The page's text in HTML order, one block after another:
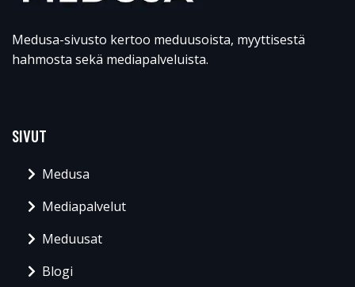
Medusa-sivusto kertoo meduusoista, myyttisestä
hahmosta sekä mediapalveluista.
SIVUT
Medusa
Mediapalvelut
Meduusat
Blogi